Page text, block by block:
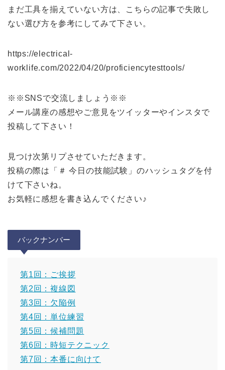
まだ工具を揃えていない方は、こちらの記事で失敗し
ない選び方を参考にしてみて下さい。
https://electrical-
worklife.com/2022/04/20/proficiencytesttools/
※※SNSで交流しましょう※※
メール講座の感想やご意見をツイッターやインスタで
投稿して下さ い！
見つけ次第リプさせていただきます。
投稿の際は「＃ 今日の技能試験」のハッシュタグを付
けて下さいね。
お気軽に感想を書き込んでください♪
バックナンバー
第1回：ご挨拶
第2回：複線図
第3回：欠陥例
第4回：単位練習
第5回：候補問題
第6回：時短テクニック
第7回：本番に向けて